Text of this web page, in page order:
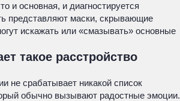
и основная, и диагностируется
представляют маски, скрывающие
искажать или «смазывать» основные
такое расстройство
не срабатывает никакой список
обычно вызывают радостные эмоции.